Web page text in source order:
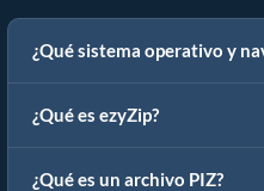
¿Qué sistema operativo y
¿Qué es ezyZip?
¿Qué es un archivo PIZ?